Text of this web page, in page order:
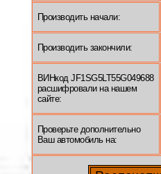
Производить начали:
Производить закончили:
ВИНкод JF1SG5LT55G049688
расшифровали на нашем
сайте:
Проверьте дополнительно
Ваш автомобиль на: